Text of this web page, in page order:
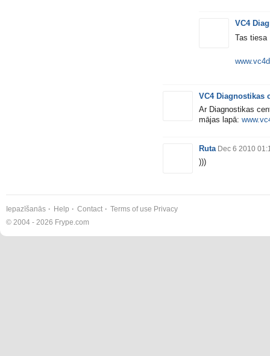
VC4
Tas tiesa
VC4 Diagnostikas
Ar Diagnostikas
mājas lapā:
Ruta Dec 6 2010
)))
Iepazīšanās Help Contact Terms of use Privacy
© 2004 - 2026 Frype.com